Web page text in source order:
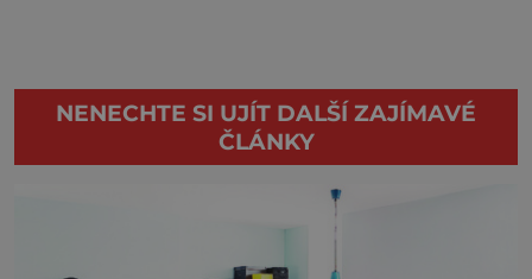
NENECHTE SI UJÍT DALŠÍ ZAJÍMAVÉ
ČLÁNKY